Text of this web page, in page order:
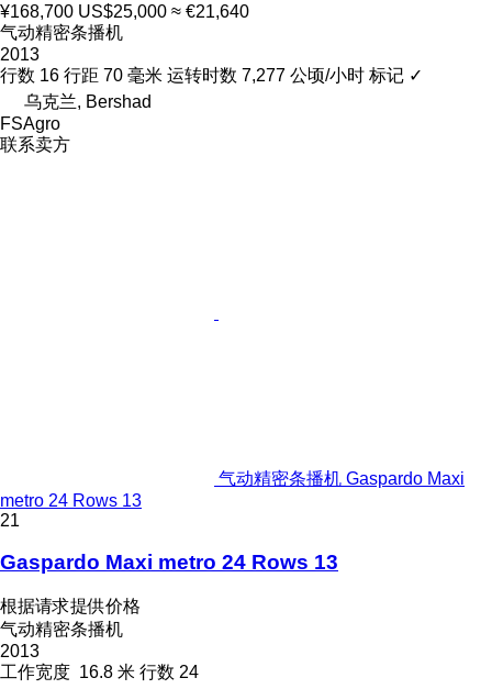
¥168,700 US$25,000 ≈ €21,640
气动精密条播机
2013
行数 16 行距 70 毫米 运转时数 7,277 公顷/小时 标记 ✓
乌克兰, Bershad
FSAgro
联系卖方
气动精密条播机 Gaspardo Maxi
metro 24 Rows 13
21
Gaspardo Maxi metro 24 Rows 13
根据请求提供价格
气动精密条播机
2013
工作宽度 16.8 米 行数 24